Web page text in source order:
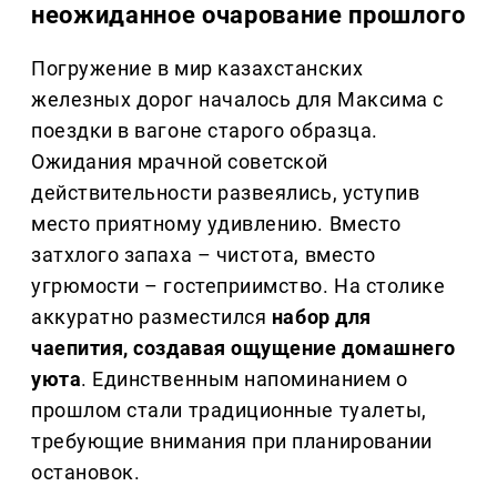
неожиданное очарование прошлого
Погружение в мир казахстанских
железных дорог началось для Максима с
поездки в вагоне старого образца.
Ожидания мрачной советской
действительности развеялись, уступив
место приятному удивлению. Вместо
затхлого запаха – чистота, вместо
угрюмости – гостеприимство. На столике
аккуратно разместился набор для
чаепития, создавая ощущение домашнего
уюта. Единственным напоминанием о
прошлом стали традиционные туалеты,
требующие внимания при планировании
остановок.